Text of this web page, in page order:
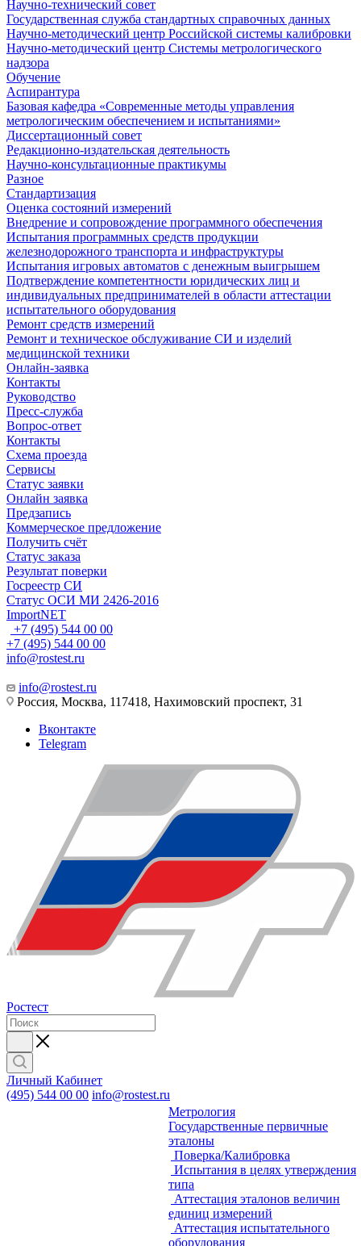
Научно-технический совет
Государственная служба стандартных справочных данных
Научно-методический центр Российской системы калибровки
Научно-методический центр Системы метрологического
надзора
Обучение
Аспирантура
Базовая кафедра «Современные методы управления
метрологическим обеспечением и испытаниями»
Диссертационный совет
Редакционно-издательская деятельность
Научно-консультационные практикумы
Разное
Стандартизация
Оценка состояний измерений
Внедрение и сопровождение программного обеспечения
Испытания программных средств продукции
железнодорожного транспорта и инфраструктуры
Испытания игровых автоматов с денежным выигрышем
Подтверждение компетентности юридических лиц и
индивидуальных предпринимателей в области аттестации
испытательного оборудования
Ремонт средств измерений
Ремонт и техническое обслуживание СИ и изделий
медицинской техники
Онлайн-заявка
Контакты
Руководство
Пресс-служба
Вопрос-ответ
Контакты
Схема проезда
Сервисы
Статус заявки
Онлайн заявка
Предзапись
Коммерческое предложение
Получить счёт
Статус заказа
Результат поверки
Госреестр СИ
Статус ОСИ МИ 2426-2016
ImportNET
+7 (495) 544 00 00
+7 (495) 544 00 00
info@rostest.ru
info@rostest.ru
Россия, Москва, 117418, Нахимовский проспект, 31
Вконтакте
Telegram
Ростест
Личный Кабинет
(495) 544 00 00 info@rostest.ru
Метрология
Государственные первичные
эталоны
Поверка/Калибровка
Испытания в целях утверждения
типа
Аттестация эталонов величин
единиц измерений
Аттестация испытательного
оборудования